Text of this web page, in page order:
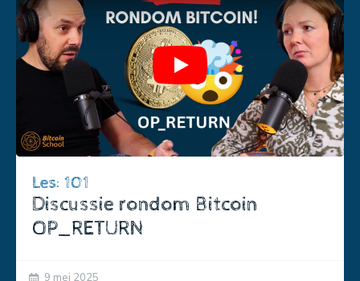
Play
Les: 101
Discussie rondom Bitcoin
OP_RETURN
9 mei 2025